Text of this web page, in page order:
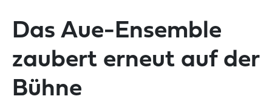
Das Aue-Ensemble
zaubert erneut auf der
Bühne